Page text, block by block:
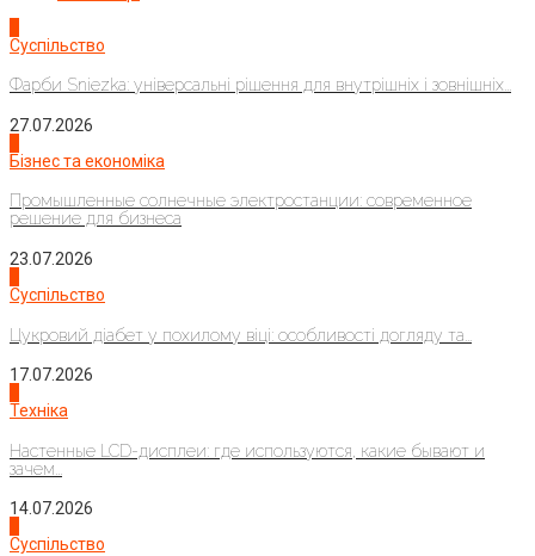
Суспільство
Фарби Sniezka: універсальні рішення для внутрішніх і зовнішніх...
27.07.2026
Бізнес та економіка
Промышленные солнечные электростанции: современное
решение для бизнеса
23.07.2026
Суспільство
Цукровий діабет у похилому віці: особливості догляду та...
17.07.2026
Техніка
Настенные LCD-дисплеи: где используются, какие бывают и
зачем...
14.07.2026
Суспільство